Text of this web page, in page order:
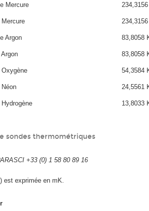
Mercure
Argon 83,8058
83,8058
54,3584
24,5561
13,8033
sondes thermométriques
+33 (0) 1 58 80 89 16
est exprimée en mK.